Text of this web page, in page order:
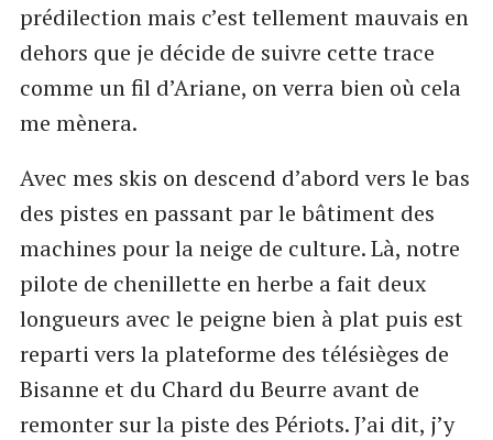
prédilection mais c’est tellement mauvais en
dehors que je décide de suivre cette trace
comme un fil d’Ariane, on verra bien où cela
me mènera.
Avec mes skis on descend d’abord vers le bas
des pistes en passant par le bâtiment des
machines pour la neige de culture. Là, notre
pilote de chenillette en herbe a fait deux
longueurs avec le peigne bien à plat puis est
reparti vers la plateforme des télésièges de
Bisanne et du Chard du Beurre avant de
remonter sur la piste des Périots. J’ai dit, j’y